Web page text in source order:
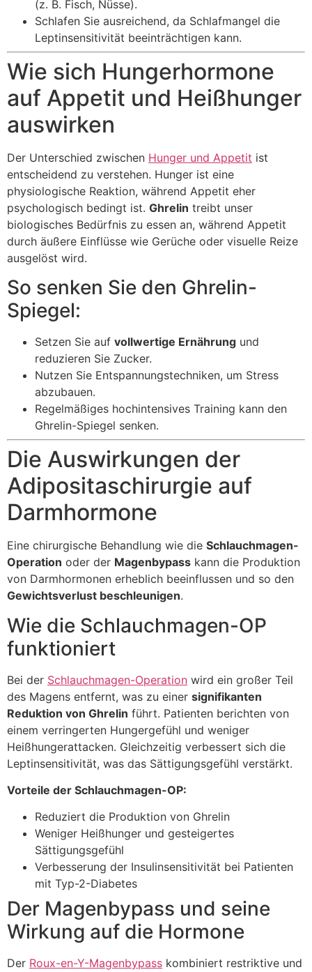
(z. B. Fisch, Nüsse).
Schlafen Sie ausreichend, da Schlafmangel die
Leptinsensitivität beeinträchtigen kann.
Wie sich Hungerhormone
auf Appetit und Heißhunger
auswirken
Der Unterschied zwischen Hunger und Appetit ist
entscheidend zu verstehen. Hunger ist eine
physiologische Reaktion, während Appetit eher
psychologisch bedingt ist. Ghrelin treibt unser
biologisches Bedürfnis zu essen an, während Appetit
durch äußere Einflüsse wie Gerüche oder visuelle Reize
ausgelöst wird.
So senken Sie den Ghrelin-
Spiegel:
Setzen Sie auf vollwertige Ernährung und
reduzieren Sie Zucker.
Nutzen Sie Entspannungstechniken, um Stress
abzubauen.
Regelmäßiges hochintensives Training kann den
Ghrelin-Spiegel senken.
Die Auswirkungen der
Adipositaschirurgie auf
Darmhormone
Eine chirurgische Behandlung wie die Schlauchmagen-
Operation oder der Magenbypass kann die Produktion
von Darmhormonen erheblich beeinflussen und so den
Gewichtsverlust beschleunigen.
Wie die Schlauchmagen-OP
funktioniert
Bei der Schlauchmagen-Operation wird ein großer Teil
des Magens entfernt, was zu einer signifikanten
Reduktion von Ghrelin führt. Patienten berichten von
einem verringerten Hungergefühl und weniger
Heißhungerattacken. Gleichzeitig verbessert sich die
Leptinsensitivität, was das Sättigungsgefühl verstärkt.
Vorteile der Schlauchmagen-OP:
Reduziert die Produktion von Ghrelin
Weniger Heißhunger und gesteigertes
Sättigungsgefühl
Verbesserung der Insulinsensitivität bei Patienten
mit Typ-2-Diabetes
Der Magenbypass und seine
Wirkung auf die Hormone
Der Roux-en-Y-Magenbypass kombiniert restriktive und